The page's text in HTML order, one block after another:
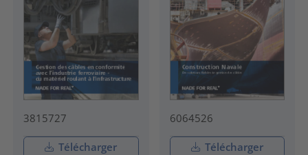
3815727
Télécharger
6064526
Télécharger